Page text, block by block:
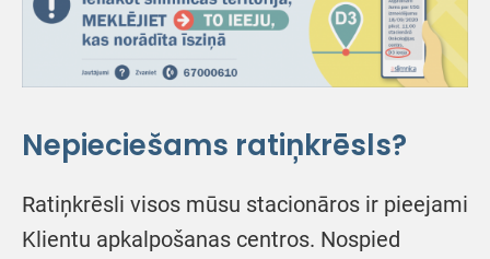
Nepieciešams ratiņkrēsls?
Ratiņkrēsli visos mūsu stacionāros ir pieejami
Klientu apkalpošanas centros. Nospied